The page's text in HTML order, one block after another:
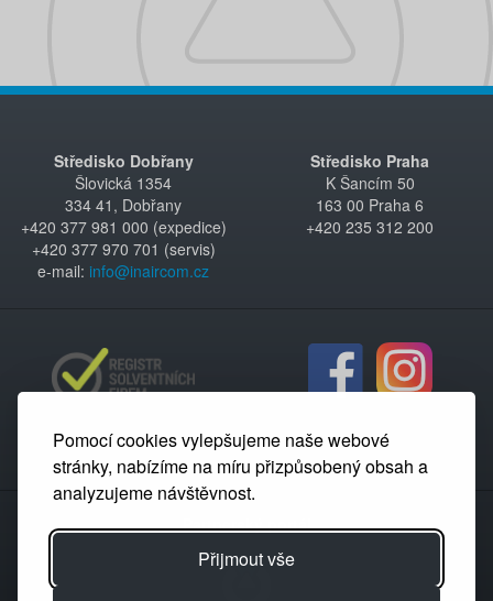
Pomocí cookies vylepšujeme naše webové
stránky, nabízíme na míru přizpůsobený obsah a
analyzujeme návštěvnost.
Přijmout vše
Středisko Dobřany
Šlovická 1354
334 41, Dobřany
+420 377 981 000 (expedice)
+420 377 970 701 (servis)
e-mail: info@inaircom.cz
Středisko Praha
K Šancím 50
163 00 Praha 6
+420 235 312 200
Partnerský portál